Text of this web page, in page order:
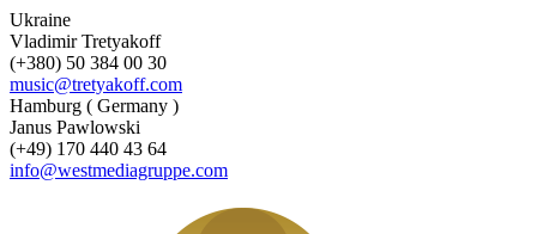
Ukraine
Vladimir Tretyakoff
(+380) 50 384 00 30
music@tretyakoff.com
Hamburg ( Germany )
Janus Pawlowski
(+49) 170 440 43 64
info@westmediagruppe.com